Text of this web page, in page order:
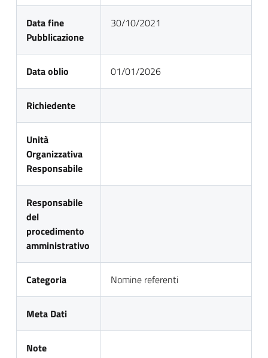
Data fine
Pubblicazione
30/10/2021
Data oblio 01/01/2026
Richiedente
Unità
Organizzativa
Responsabile
Responsabile
del
procedimento
amministrativo
Categoria Nomine referenti
Meta Dati
Note